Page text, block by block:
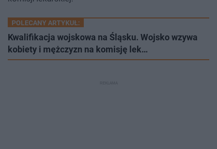
POLECANY ARTYKUŁ:
Kwalifikacja wojskowa na Śląsku. Wojsko wzywa
kobiety i mężczyzn na komisję lek…